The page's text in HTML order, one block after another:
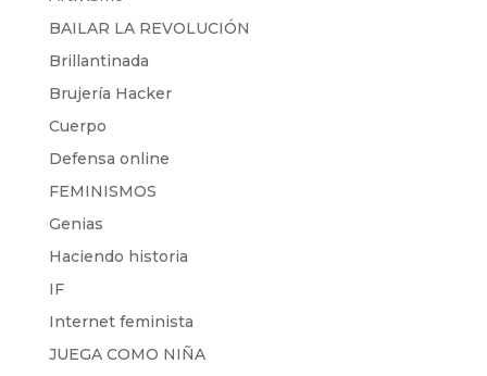
BAILAR LA REVOLUCIÓN
Brillantinada
Brujería Hacker
Cuerpo
Defensa online
FEMINISMOS
Genias
Haciendo historia
IF
Internet feminista
JUEGA COMO NIÑA